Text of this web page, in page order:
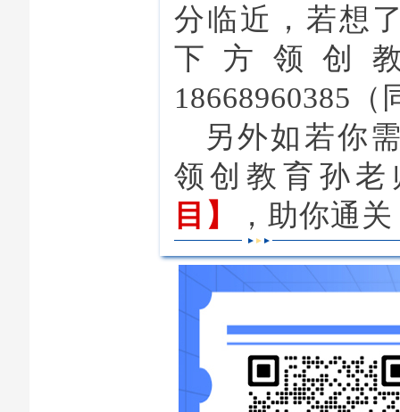
分临近，若想
下方领创
18668960385
另外如若你
领创教育孙
目】
，助你通